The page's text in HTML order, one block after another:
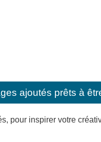
ajoutés prêts à
pour inspirer votre